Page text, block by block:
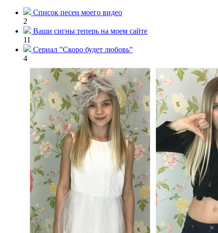
Список песен моего видео
2
Ваши сигны теперь на моем сайте
11
Сериал "Скоро будет любовь"
4